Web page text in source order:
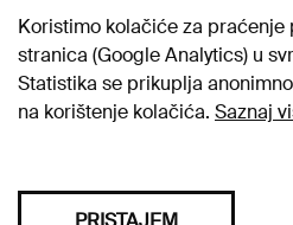
Koristimo kolačiće za praćenje
stranica (Google Analytics) u
Statistika se prikuplja
na korištenje kolačića. Saznaj